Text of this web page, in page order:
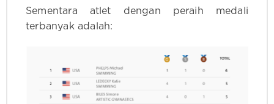
Sementara atlet dengan peraih medali
terbanyak adalah: